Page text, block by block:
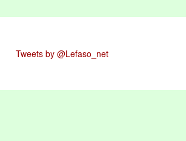
Tweets by @Lefaso_net